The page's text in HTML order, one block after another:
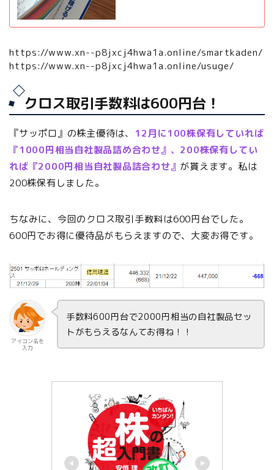
https://www.xn--p8jxcj4hwa1a.online/smartkaden/
https://www.xn--p8jxcj4hwa1a.online/usuge/
クロス取引手数料は600円台！
『サッポロ』の株主優待は、
12月に100株保有していれば
『1000円相当自社製品詰め合わせ』、200株保有してい
れば『2000円相当自社製品詰合わせ』 が貰えます。私は
200株保有しました。
ちなみに、今回のクロス取引手数料は600円台でした。
600円でお得に優待品がもらえますので、大変お得です。
アイコン名を
入力
手数料600円台で2000円相当の自社製品セッ
トがもらえるなんてお得ね！！